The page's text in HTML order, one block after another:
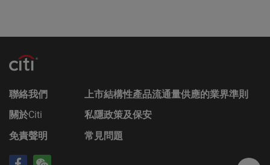
無法律責任
對於因使用本香港網站或其內容而產生或因此而涉及
的任何損失，Citigroup概不承擔任何（因疏忽或其他
原因導致的）責任。在不損害前述的一般情況下，
網站上登載的任何資料的任何中斷、不準確、錯誤或
任何責任。此外，互聯網上或電子郵件的通訊並非穩
聯絡我們
上市結構性產品流通量供應的業界準則
關於Citi
私隱政策及保安
免責聲明
常見問題